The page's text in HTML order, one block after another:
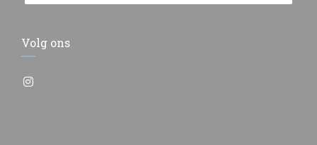
Volg ons
Instagram ((opent in een nieuw venster))